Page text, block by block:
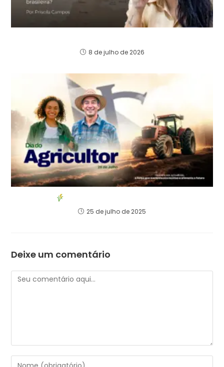
8 de julho de 2026
25 de julho de 2025
Deixe um comentário